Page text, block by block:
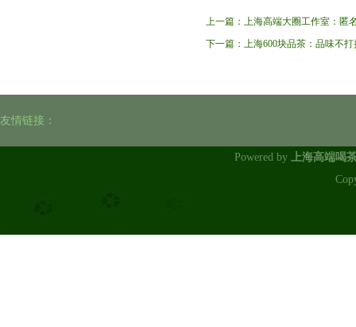
上一篇： 上海高端大圈工作室：匿
下一篇： 上海600块品茶：品味不
友情链接：
Powered by 上海高端喝